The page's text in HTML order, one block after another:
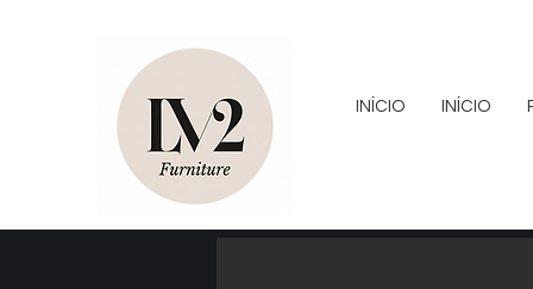
INÍCIO INÍCIO